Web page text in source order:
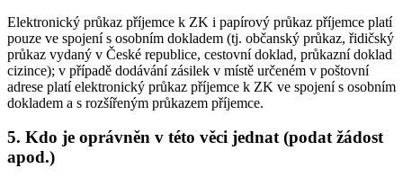
Elektronický průkaz příjemce k ZK i papírový průkaz příjemce platí
pouze ve spojení s osobním dokladem (tj. občanský průkaz, řidičský
průkaz vydaný v České republice, cestovní doklad, průkazní doklad
cizince); v případě dodávání zásilek v místě určeném v poštovní
adrese platí elektronický průkaz příjemce k ZK ve spojení s osobním
dokladem a s rozšířeným průkazem příjemce.
5. Kdo je oprávněn v této věci jednat (podat žádost
apod.)